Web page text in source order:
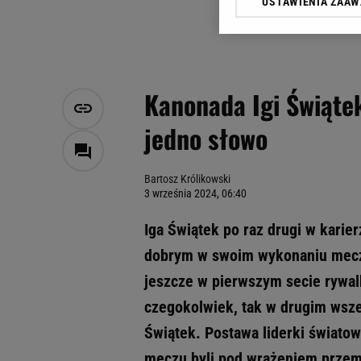
Kanonada Igi
jedno słowo
Bartosz Królikowski
3 września 2024, 06:40
Iga Świątek po raz drugi w
dobrym w swoim wykonaniu
jeszcze w pierwszym secie
czegokolwiek, tak w drugim
Świątek. Postawa liderki
Klikając „Akceptuję”
Zaufanych Partnerów i
My, nasi Zaufani
Użycie dokładnych
Przechowywanie